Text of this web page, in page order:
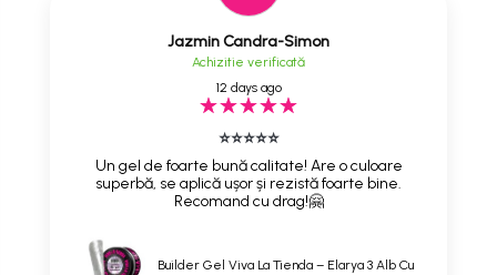
Jazmin Candra-Simon
Achizitie verificată
12 days ago
⭐⭐⭐⭐⭐
Un gel de foarte bună calitate! Are o culoare
superbă, se aplică ușor și rezistă foarte bine.
Recomand cu drag!🤗
Builder Gel Viva La Tienda – Elarya 3 Alb Cu